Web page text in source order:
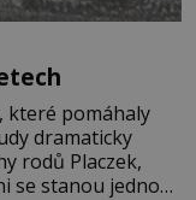
které pomáhaly
dramaticky
rodů Placzek,
se stanou jednou